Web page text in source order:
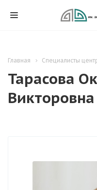
Главная Специалисты
Тарасова
Викторовна